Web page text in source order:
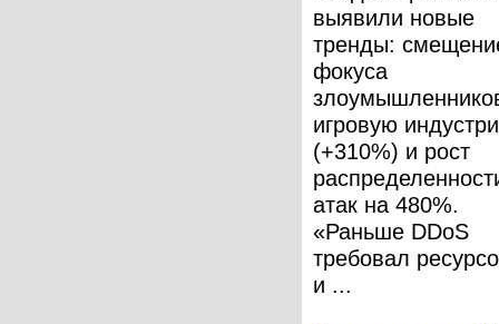
выявили новые
тренды:
фокуса
игровую
(+310%) и рост
атак на 480%.
«Раньше DDoS
требовал
и ...